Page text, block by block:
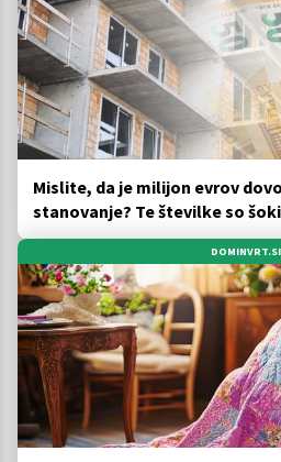
Mislite, da je milijon evrov
stanovanje? Te številke so
DOMINVRT.SI